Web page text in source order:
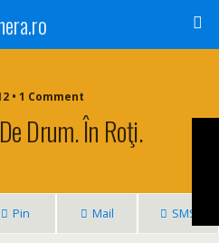
• 1 Comment
Drum. În Roţi.
Pin Mail SMS